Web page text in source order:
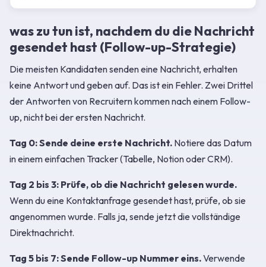
was zu tun ist, nachdem du die Nachricht
gesendet hast (Follow-up-Strategie)
Die meisten Kandidaten senden eine Nachricht, erhalten
keine Antwort und geben auf. Das ist ein Fehler. Zwei Drittel
der Antworten von Recruitern kommen nach einem Follow-
up, nicht bei der ersten Nachricht.
Tag 0: Sende deine erste Nachricht. Notiere das Datum
in einem einfachen Tracker (Tabelle, Notion oder CRM).
Tag 2 bis 3: Prüfe, ob die Nachricht gelesen wurde.
Wenn du eine Kontaktanfrage gesendet hast, prüfe, ob sie
angenommen wurde. Falls ja, sende jetzt die vollständige
Direktnachricht.
Tag 5 bis 7: Sende Follow-up Nummer eins.Verwende